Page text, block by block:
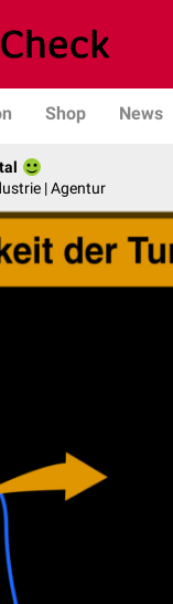
Shop News
| Agentur